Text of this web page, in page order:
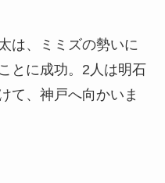
は、ミミズの勢いに
とに成功。2人は明石
て、神戸へ向かいま